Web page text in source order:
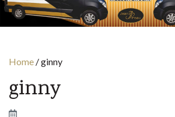
Home /ginny
ginny